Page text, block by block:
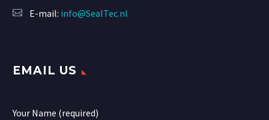
E-mail: info@SealTec.nl
EMAIL US
Your Name (required)